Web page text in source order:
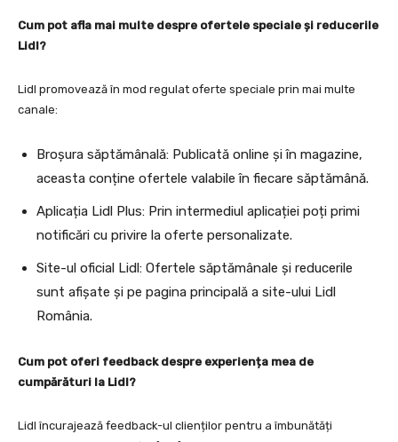
Cum pot afla mai multe despre ofertele speciale și reducerile
Lidl?
Lidl promovează în mod regulat oferte speciale prin mai multe
canale:
Broșura săptămânală: Publicată online și în magazine,
aceasta conține ofertele valabile în fiecare săptămână.
Aplicația Lidl Plus: Prin intermediul aplicației poți primi
notificări cu privire la oferte personalizate.
Site-ul oficial Lidl: Ofertele săptămânale și reducerile
sunt afișate și pe pagina principală a site-ului Lidl
România.
Cum pot oferi feedback despre experiența mea de
cumpărături la Lidl?
Lidl încurajează feedback-ul clienților pentru a îmbunătăți